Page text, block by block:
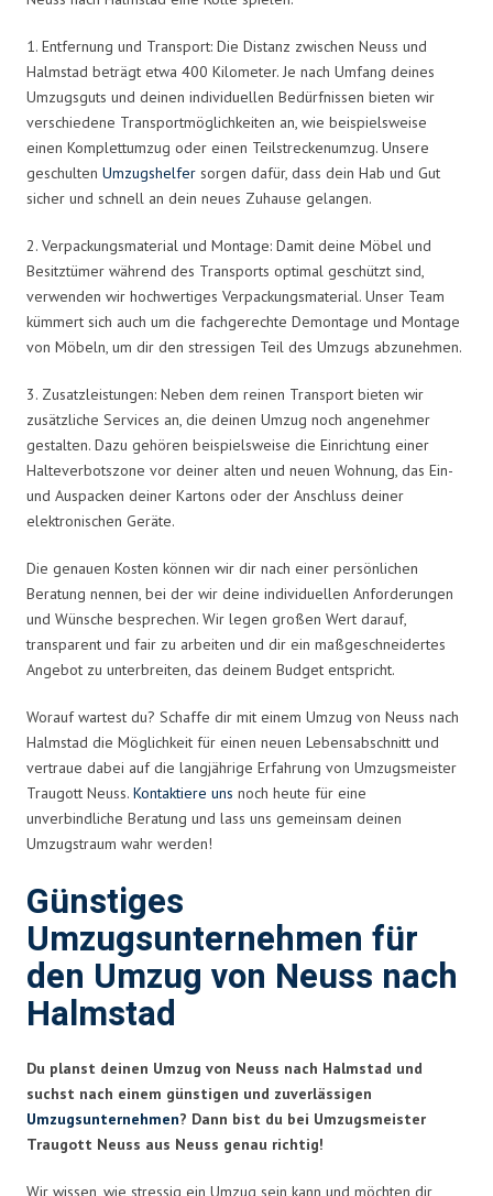
1. Entfernung und Transport: Die Distanz zwischen Neuss und
Halmstad beträgt etwa 400 Kilometer. Je nach Umfang deines
Umzugsguts und deinen individuellen Bedürfnissen bieten wir
verschiedene Transportmöglichkeiten an, wie beispielsweise
einen Komplettumzug oder einen Teilstreckenumzug. Unsere
geschulten Umzugshelfer sorgen dafür, dass dein Hab und Gut
sicher und schnell an dein neues Zuhause gelangen.
2. Verpackungsmaterial und Montage: Damit deine Möbel und
Besitztümer während des Transports optimal geschützt sind,
verwenden wir hochwertiges Verpackungsmaterial. Unser Team
kümmert sich auch um die fachgerechte Demontage und Montage
von Möbeln, um dir den stressigen Teil des Umzugs abzunehmen.
3. Zusatzleistungen: Neben dem reinen Transport bieten wir
zusätzliche Services an, die deinen Umzug noch angenehmer
gestalten. Dazu gehören beispielsweise die Einrichtung einer
Halteverbotszone vor deiner alten und neuen Wohnung, das Ein-
und Auspacken deiner Kartons oder der Anschluss deiner
elektronischen Geräte.
Die genauen Kosten können wir dir nach einer persönlichen
Beratung nennen, bei der wir deine individuellen Anforderungen
und Wünsche besprechen. Wir legen großen Wert darauf,
transparent und fair zu arbeiten und dir ein maßgeschneidertes
Angebot zu unterbreiten, das deinem Budget entspricht.
Worauf wartest du? Schaffe dir mit einem Umzug von Neuss nach
Halmstad die Möglichkeit für einen neuen Lebensabschnitt und
vertraue dabei auf die langjährige Erfahrung von Umzugsmeister
Traugott Neuss. Kontaktiere uns noch heute für eine
unverbindliche Beratung und lass uns gemeinsam deinen
Umzugstraum wahr werden!
Günstiges
Umzugsunternehmen für
den Umzug von Neuss nach
Halmstad
Du planst deinen Umzug von Neuss nach Halmstad und
suchst nach einem günstigen und zuverlässigen
Umzugsunternehmen? Dann bist du bei Umzugsmeister
Traugott Neuss aus Neuss genau richtig!
Wir wissen, wie stressig ein Umzug sein kann und möchten dir